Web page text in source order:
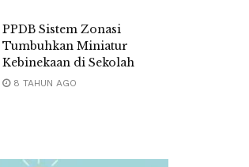
PPDB Sistem Zonasi
Tumbuhkan Miniatur
Kebinekaan di Sekolah
8 TAHUN AGO